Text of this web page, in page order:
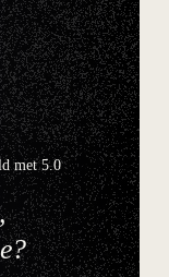
met 5.0